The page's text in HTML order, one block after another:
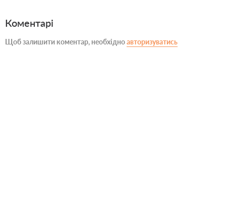
Коментарі
Щоб залишити коментар, необхідноавторизуватись